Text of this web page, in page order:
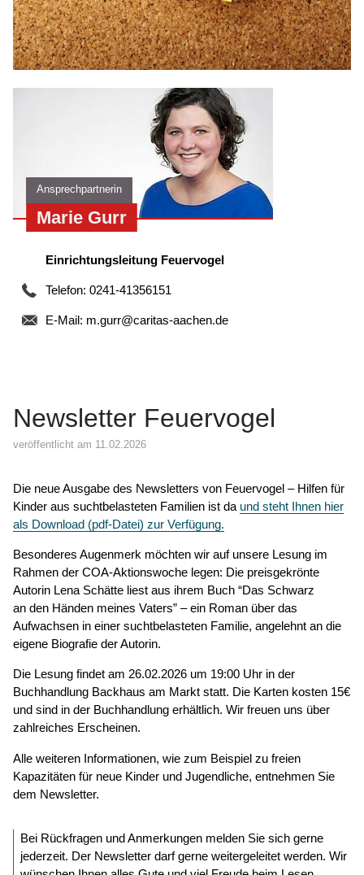
Newsletter Feuervogel
veröffentlicht am 11.02.2026
Die neue Ausgabe des Newsletters von Feuervogel – Hilfen für
Kinder aus suchtbelasteten Familien ist da und steht Ihnen hier
als Download (pdf-Datei) zur Verfügung.
Besonderes Augenmerk möchten wir auf unsere Lesung im
Rahmen der COA-Aktionswoche legen: Die preisgekrönte
Autorin Lena Schätte liest aus ihrem Buch “Das Schwarz
an den Händen meines Vaters” – ein Roman über das
Aufwachsen in einer suchtbelasteten Familie, angelehnt an die
eigene Biografie der Autorin.
Die Lesung findet am 26.02.2026 um 19:00 Uhr in der
Buchhandlung Backhaus am Markt statt. Die Karten kosten 15€
und sind in der Buchhandlung erhältlich. Wir freuen uns über
zahlreiches Erscheinen.
Alle weiteren Informationen, wie zum Beispiel zu freien
Kapazitäten für neue Kinder und Jugendliche, entnehmen Sie
dem Newsletter.
Bei Rückfragen und Anmerkungen melden Sie sich gerne
jederzeit. Der Newsletter darf gerne weitergeleitet werden. Wir
Ansprechpartnerin
Marie Gurr
Einrichtungsleitung Feuervogel
Telefon: 0241-41356151
E-Mail: m.gurr@caritas-aachen.de